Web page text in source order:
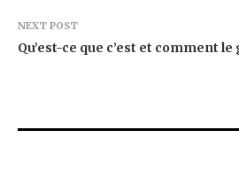
NEXT POST
Qu’est-ce que c’est et comment